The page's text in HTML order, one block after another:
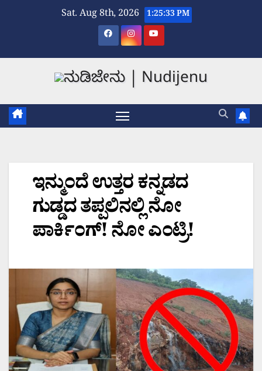
Sat. Aug 8th, 2026 1:25:33 PM
ಇನ್ಮುಂದೆ ಉತ್ತರ ಕನ್ನಡದ
ಗುಡ್ಡದ ತಪ್ಪಲಿನಲ್ಲಿ ನೋ
ಪಾರ್ಕಿಂಗ್! ನೋ ಎಂಟ್ರಿ!